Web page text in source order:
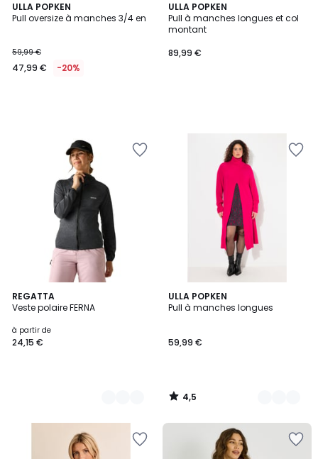
ULLA POPKEN
Pull oversize à manches 3/4 en
59,99 €
47,99 € -20%
ULLA POPKEN
Pull à manches longues et col
montant
89,99 €
REGATTA
Veste polaire FERNA
à partir de
24,15 €
7
Couleurs
ULLA POPKEN
Pull à manches longues
59,99 €
4,5
/ 5
4
Couleurs
4,5
/